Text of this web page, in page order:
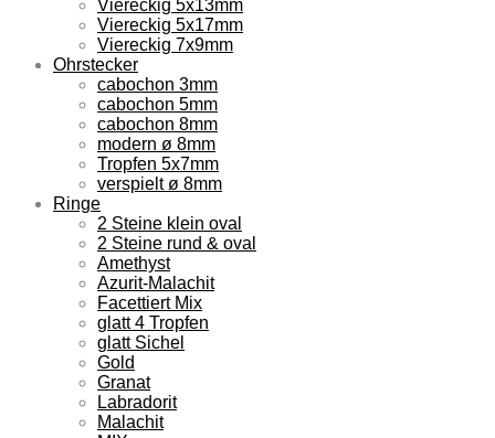
Viereckig 5x13mm
Viereckig 5x17mm
Viereckig 7x9mm
Ohrstecker
cabochon 3mm
cabochon 5mm
cabochon 8mm
modern ø 8mm
Tropfen 5x7mm
verspielt ø 8mm
Ringe
2 Steine klein oval
2 Steine rund & oval
Amethyst
Azurit-Malachit
Facettiert Mix
glatt 4 Tropfen
glatt Sichel
Gold
Granat
Labradorit
Malachit